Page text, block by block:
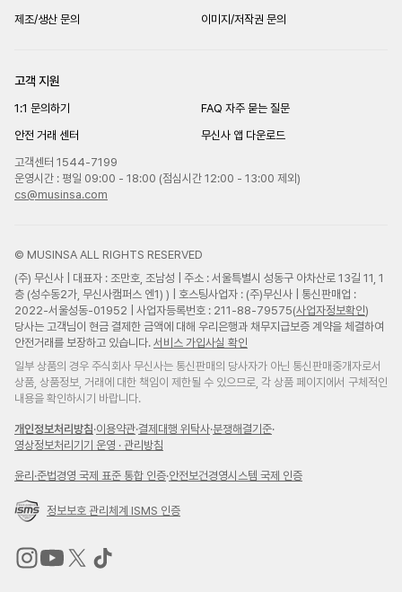
제조/생산 문의
이미지/저작권 문의
고객 지원
1:1 문의하기
FAQ 자주 묻는 질문
안전 거래 센터
무신사 앱 다운로드
고객센터 1544-7199
운영시간 : 평일 09:00 - 18:00 (점심시간 12:00 - 13:00 제외)
cs@musinsa.com
© MUSINSA ALL RIGHTS RESERVED
(주) 무신사 | 대표자 : 조만호, 조남성 | 주소 : 서울특별시 성동구 아차산로 13길 11, 1
층 (성수동2가, 무신사캠퍼스 엔1) ) | 호스팅사업자 : (주)무신사 | 통신판매업 :
2022-서울성동-01952 | 사업자등록번호 : 211-88-79575(사업자정보확인)
당사는 고객님이 현금 결제한 금액에 대해 우리은행과 채무지급보증 계약을 체결하여
안전거래를 보장하고 있습니다. 서비스 가입사실 확인
일부 상품의 경우 주식회사 무신사는 통신판매의 당사자가 아닌 통신판매중개자로서
상품, 상품정보, 거래에 대한 책임이 제한될 수 있으므로, 각 상품 페이지에서 구체적인
내용을 확인하시기 바랍니다.
개인정보처리방침·이용약관·결제대행 위탁사·분쟁해결기준·
영상정보처리기기 운영 · 관리방침
윤리 ·준법경영 국제 표준 통합 인증·안전보건경영시스템 국제 인증
정보보호 관리체계 ISMS 인증